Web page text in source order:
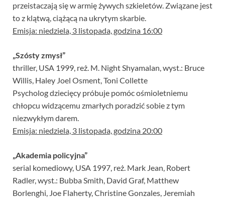
przeistaczają się w armię żywych szkieletów. Związane jest
to z klątwą, ciążącą na ukrytym skarbie.
Emisja: niedziela, 3 listopada, godzina 16:00
„Szósty zmysł”
thriller, USA 1999, reż. M. Night Shyamalan, wyst.: Bruce
Willis, Haley Joel Osment, Toni Collette
Psycholog dziecięcy próbuje pomóc ośmioletniemu
chłopcu widzącemu zmarłych poradzić sobie z tym
niezwykłym darem.
Emisja: niedziela, 3 listopada, godzina 20:00
„Akademia policyjna”
serial komediowy, USA 1997, reż. Mark Jean, Robert
Radler, wyst.: Bubba Smith, David Graf, Matthew
Borlenghi, Joe Flaherty, Christine Gonzales, Jeremiah